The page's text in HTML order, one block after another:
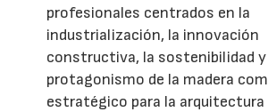
profesionales centrados en la
industrialización, la innovación
constructiva, la sostenibilidad
protagonismo de la madera
estratégico para la arquitectura